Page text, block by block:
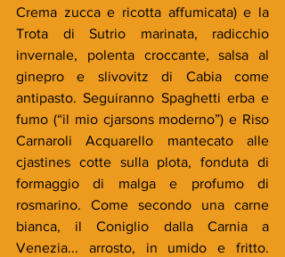
Crema zucca e ricotta affumicata) e la
Trota di Sutrio marinata, radicchio
invernale, polenta croccante, salsa al
ginepro e slivovitz di Cabia come
antipasto. Seguiranno Spaghetti erba e
fumo (“il mio cjarsons moderno”) e Riso
Carnaroli Acquarello mantecato alle
cjastines cotte sulla plota, fonduta di
formaggio di malga e profumo di
rosmarino. Come secondo una carne
bianca, il Coniglio dalla Carnia a
Venezia... arrosto, in umido e fritto.